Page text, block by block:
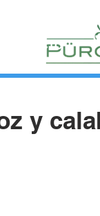
CONTACTO
y